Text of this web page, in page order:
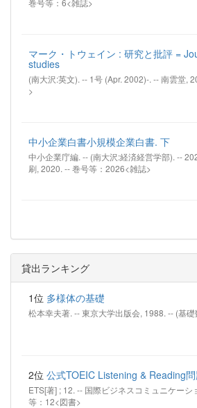
巻号等：6<雑誌>
マーク・トウェイン : 研究と批評 =
studies
(南大沢:英文). -- 1号 (Apr. 2002)-. -- 南雲堂,
>
中小企業白書小規模企業白書. 下
中小企業庁編. -- (南大沢:経済経営学部). --
刷, 2020. -- 巻号等：2026<雑誌>
貸出ランキング
1位 多様体の基礎
松本幸夫著. -- 東京大学出版会, 1988. -- (基礎
2位 公式TOEIC Listening & Reading
ETS[著] ; 12. -- 国際ビジネスコミュニケー
等：12<図書>